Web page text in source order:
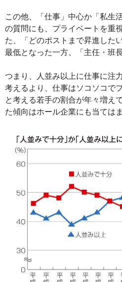
この他、「仕事」中心か「私生
の質問にも、プライベートを重
た、「どのポストまで昇進した
最低となった一方、「主任・班
つまり、人並み以上に仕事に注
考えるより、仕事はソコソコで
と考える若手の割合が年々増え
た傾向はホール企業にも当ては